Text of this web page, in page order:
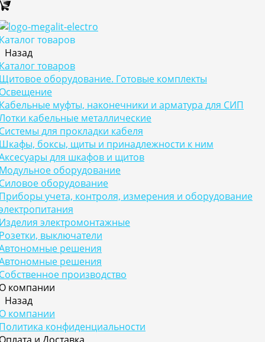
товаров
Назад
товаров
оборудование. Готовые комплекты
муфты, наконечники и арматура для СИП
кабельные металлические
для прокладки кабеля
боксы, щиты и принадлежности к ним
для шкафов и щитов
оборудование
оборудование
учета, контроля, измерения и оборудование
электромонтажные
выключатели
решения
решения
производство
компании
Назад
компании
конфиденциальности